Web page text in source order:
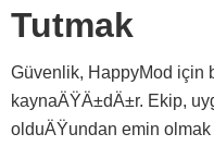
Tutmak
Güvenlik, HappyMod için
kaynaÄŸÄ±dÄ±r. Ekip,
olduÄŸundan emin